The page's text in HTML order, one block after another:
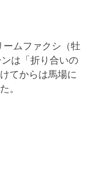
ムファクシ（牡
は「折り合いの
てからは馬場に
。